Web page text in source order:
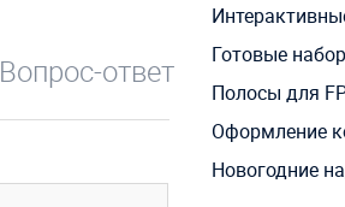
Вопрос-ответ
Готовые
Полосы для
Оформление
Новогодние